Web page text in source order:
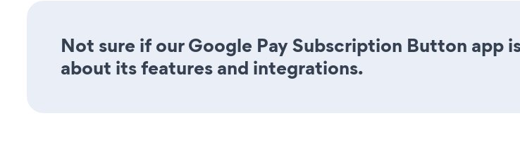
Not sure if our Google Pay Subscription Button app
about its features and integrations.